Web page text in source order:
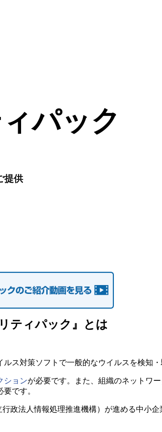
パック
提供
ティパック』とは
ス対策ソフトで一般的なウイルスを検知・
ションが必要です。また、組織のネットワ
です。
政法人情報処理推進機構）が進める中小